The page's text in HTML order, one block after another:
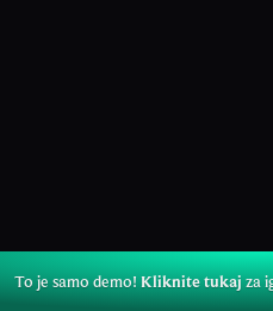
To je samo demo!Kliknite tukajza